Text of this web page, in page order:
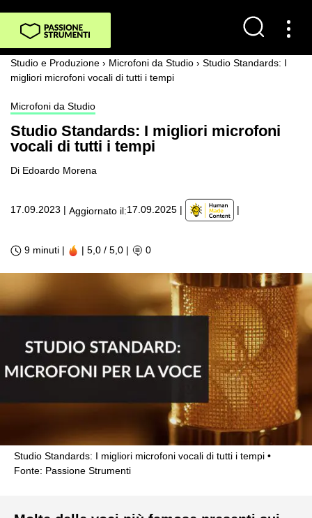
Studio e Produzione › Microfoni da Studio › Studio Standards: I
migliori microfoni vocali di tutti i tempi
Microfoni da Studio
Studio Standards: I migliori microfoni
vocali di tutti i tempi
Di Edoardo Morena
17.09.2023 | Aggiornato il:17.09.2025 | |
9 minuti | | 5,0 / 5,0 | 0
Studio Standards: I migliori microfoni vocali di tutti i tempi
Fonte: Passione Strumenti